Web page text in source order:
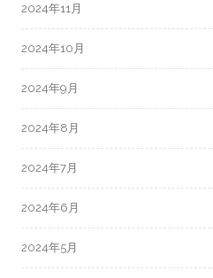
2024年11月
2024年10月
2024年9月
2024年8月
2024年7月
2024年6月
2024年5月